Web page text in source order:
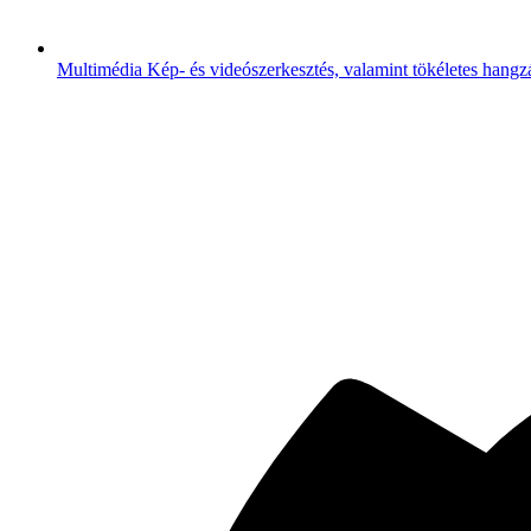
Multimédia Kép- és videószerkesztés, valamint tökéletes